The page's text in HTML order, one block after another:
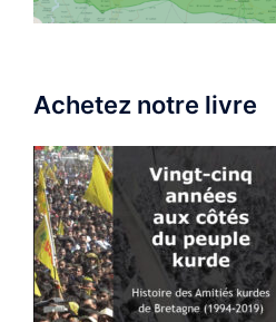
Achetez notre livre